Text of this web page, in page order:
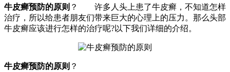
牛皮癣预防的原则 ？ 许多人头上患了牛皮癣，不知道怎样
治疗，所以给患者朋友们带来巨大的心理上的压力。那么头部
牛皮癣应该进行怎样的治疗呢?以下我们详细的介绍。
牛皮癣预防的原则 ？